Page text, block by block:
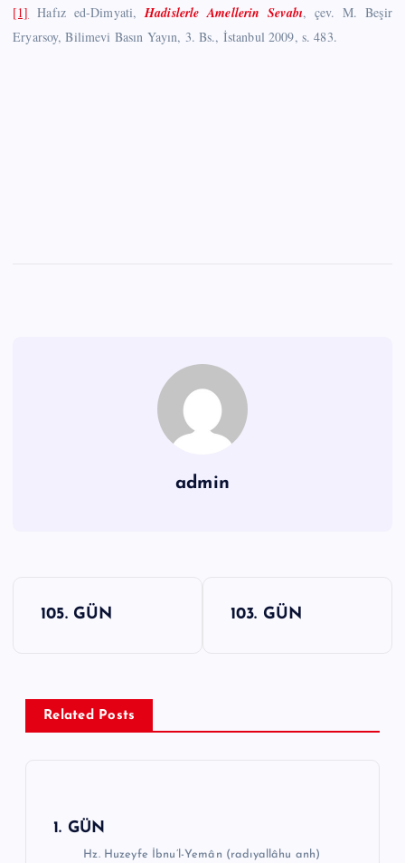
[1] Hafız ed-Dimyati,Hadislerle Amellerin Sevabı, çev. M. Beşir
Eryarsoy, Bilimevi Basın Yayın, 3. Bs., İstanbul 2009, s. 483.
admin
e
105. GÜN 103. GÜN
Related Posts
1. GÜN
Hz. Huzeyfe İbnu’l-Yemân (radıyallâhu anh)